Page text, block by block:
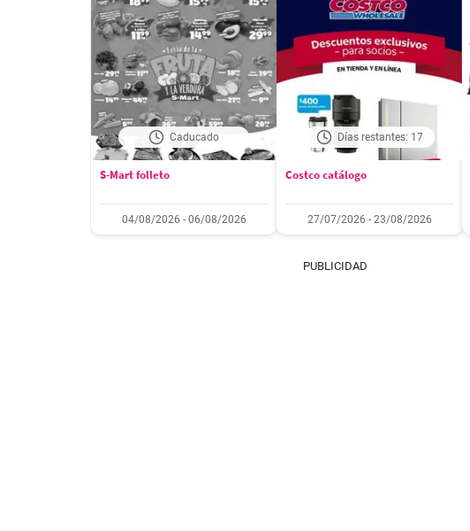
Caducado
S-Mart folleto
04/08/2026 - 06/08/2026
Días restantes: 17
Costco catálogo
27/07/2026 - 23/08/2026
PUBLICIDAD